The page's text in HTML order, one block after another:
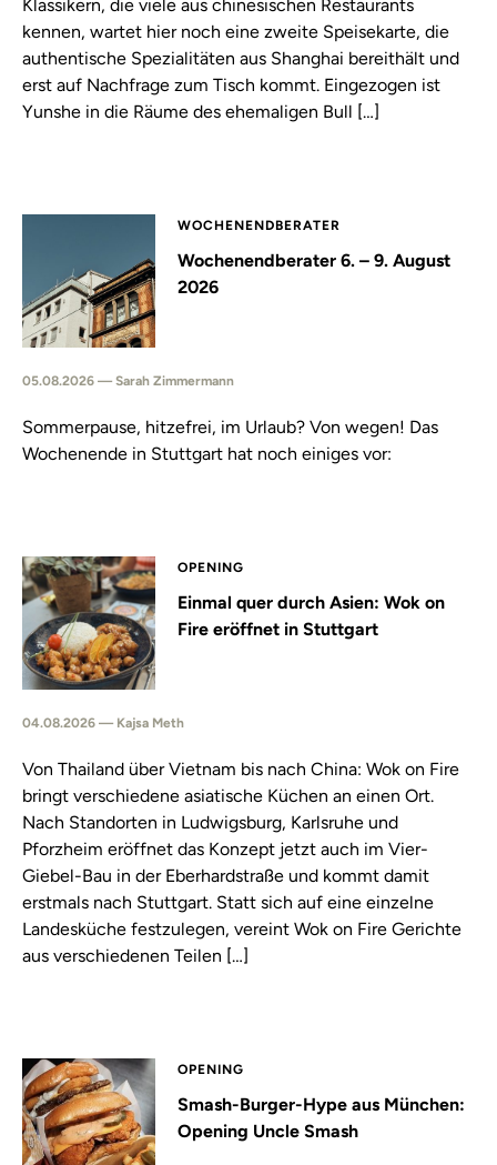
Klassikern, die viele aus chinesischen Restaurants
kennen, wartet hier noch eine zweite Speisekarte, die
authentische Spezialitäten aus Shanghai bereithält und
erst auf Nachfrage zum Tisch kommt. Eingezogen ist
Yunshe in die Räume des ehemaligen Bull […]
WOCHENENDBERATER
Wochenendberater 6. – 9. August
2026
05.08.2026 — Sarah Zimmermann
Sommerpause, hitzefrei, im Urlaub? Von wegen! Das
Wochenende in Stuttgart hat noch einiges vor:
OPENING
Einmal quer durch Asien: Wok on
Fire eröffnet in Stuttgart
04.08.2026 — Kajsa Meth
Von Thailand über Vietnam bis nach China: Wok on Fire
bringt verschiedene asiatische Küchen an einen Ort.
Nach Standorten in Ludwigsburg, Karlsruhe und
Pforzheim eröffnet das Konzept jetzt auch im Vier-
Giebel-Bau in der Eberhardstraße und kommt damit
erstmals nach Stuttgart. Statt sich auf eine einzelne
Landesküche festzulegen, vereint Wok on Fire Gerichte
aus verschiedenen Teilen […]
OPENING
Smash-Burger-Hype aus München:
Opening Uncle Smash